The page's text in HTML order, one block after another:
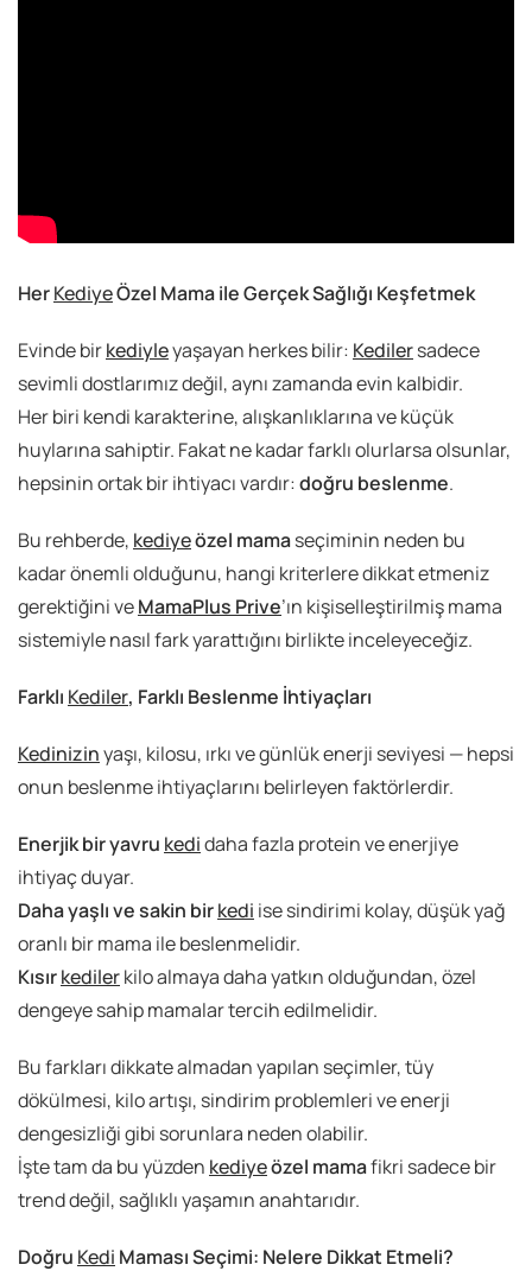
HerKediyeÖzel Mama ile Gerçek Sağlığı Keşfetmek
Evinde birkediyleyaşayan herkes bilir: Kedilersadece
sevimli dostlarımız değil, aynı zamanda evin kalbidir.
Her biri kendi karakterine, alışkanlıklarına ve küçük
huylarına sahiptir. Fakat ne kadar farklı olurlarsa olsunlar,
hepsinin ortak bir ihtiyacı vardır:doğru beslenme.
Bu rehberde, kediyeözel mamaseçiminin neden bu
kadar önemli olduğunu, hangi kriterlere dikkat etmeniz
gerektiğini veMamaPlus Prive’ın kişiselleştirilmiş mama
sistemiyle nasıl fark yarattığını birlikte inceleyeceğiz.
Farklı Kediler, Farklı Beslenme İhtiyaçları
Kedinizinyaşı, kilosu, ırkı ve günlük enerji seviyesi — hepsi
onun beslenme ihtiyaçlarını belirleyen faktörlerdir.
Enerjik bir yavru kedidaha fazla protein ve enerjiye
ihtiyaç duyar.
Daha yaşlı ve sakin birkedi ise sindirimi kolay, düşük yağ
oranlı bir mama ile beslenmelidir.
Kısırkedilerkilo almaya daha yatkın olduğundan, özel
dengeye sahip mamalar tercih edilmelidir.
Bu farkları dikkate almadan yapılan seçimler, tüy
dökülmesi, kilo artışı, sindirim problemleri ve enerji
dengesizliği gibi sorunlara neden olabilir.
İşte tam da bu yüzden kediyeözel mamafikri sadece bir
trend değil, sağlıklı yaşamın anahtarıdır.
Doğru Kedi Maması Seçimi: Nelere Dikkat Etmeli?